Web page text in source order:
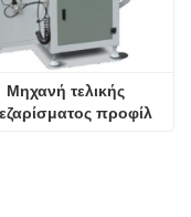
Μηχανή τελικής
προφίλ